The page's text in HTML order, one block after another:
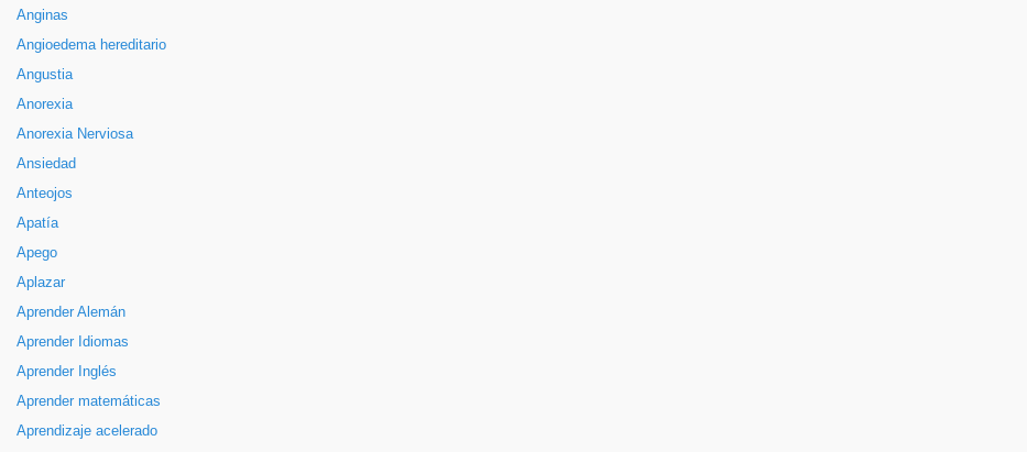
Anginas
Angioedema hereditario
Angustia
Anorexia
Anorexia Nerviosa
Ansiedad
Anteojos
Apatía
Apego
Aplazar
Aprender Alemán
Aprender Idiomas
Aprender Inglés
Aprender matemáticas
Aprendizaje acelerado